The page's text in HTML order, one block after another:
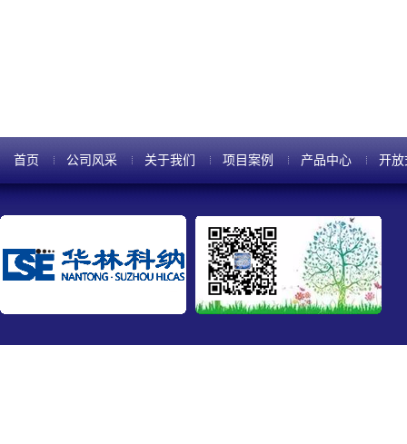
首页 公司风采 关于我们 项目案例 产品中心 开放